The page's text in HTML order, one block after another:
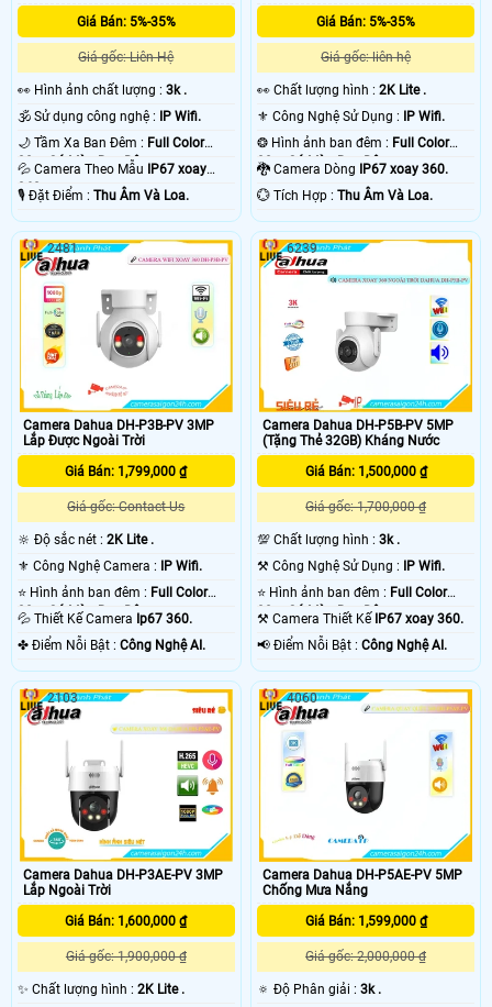
Giá Bán: 5%-35%
Giá gốc: Liên Hệ
️👀 Hình ảnh chất lượng : 3k .
🕉️ Sử dụng công nghệ : IP Wifi.
🌙 Tầm Xa Ban Đêm : Full Color
30m Có Màu Ban Ðêm.
💦 Camera Theo Mẫu IP67 xoay
360.
️🎙 Đặt Điểm : Thu Âm Và Loa.
Giá Bán: 5%-35%
Giá gốc: liên hệ
️👀 Chất lượng hình :2K Lite .
⚜️ Công Nghệ Sử Dụng : IP Wifi.
❂ Hình ảnh ban đêm : Full Color
30m Có Màu Ban Ðêm.
🐉️ Camera Dòng IP67 xoay 360.
️💮 Tích Hợp :Thu Âm Và Loa.
Camera Dahua DH-P3B-PV 3MP
Lắp Được Ngoài Trời
Giá Bán: 1,799,000 ₫
Giá gốc: Contact Us
🔆 Độ sắc nét : 2K Lite .
⚜️ Công Nghệ Camera : IP Wifi.
⭐ Hình ảnh ban đêm : Full Color
30m Có Màu Ban Ðêm.
💦 Thiết Kế Camera Ip67 360.
️✤ Điểm Nỗi Bật : Công Nghệ AI.
2481
Camera Dahua DH-P5B-PV 5MP
(Tặng Thẻ 32GB) Kháng Nước
Giá Bán: 1,500,000 ₫
Giá gốc: 1,700,000 ₫
💯 Chất lượng hình :3k .
⚒ Công Nghệ Sử Dụng : IP Wifi.
⭐ Hình ảnh ban đêm : Full Color
30m Có Màu Ban Ðêm.
⚒ Camera Thiết Kế IP67 xoay 360.
️📢 Điểm Nỗi Bật :Công Nghệ AI.
6239
Camera Dahua DH-P3AE-PV 3MP
Lắp Ngoài Trời
Giá Bán: 1,600,000 ₫
Giá gốc: 1,900,000 ₫
✨ Chất lượng hình : 2K Lite .
2103
Camera Dahua DH-P5AE-PV 5MP
Chống Mưa Nắng
Giá Bán: 1,599,000 ₫
Giá gốc: 2,000,000 ₫
🔅 Độ Phân giải :3k .
4060